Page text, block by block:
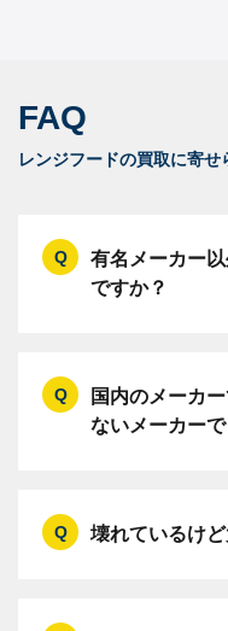
FAQ
レンジフードの買取に寄せ
有名メーカー
ですか？
国内のメーカ
ないメーカー
壊れているけ